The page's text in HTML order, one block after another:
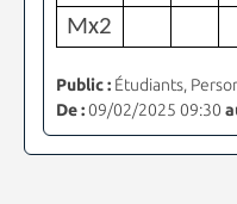
Mx2
Public :Étudiants,
De :09/02/2025 09:30